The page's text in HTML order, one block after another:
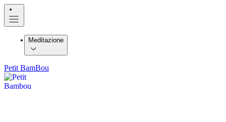
Meditazione
Petit BamBou